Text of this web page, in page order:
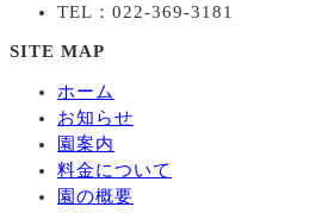
TEL：022-369-3181
SITE MAP
ホーム
お知らせ
園案内
料金について
園の概要